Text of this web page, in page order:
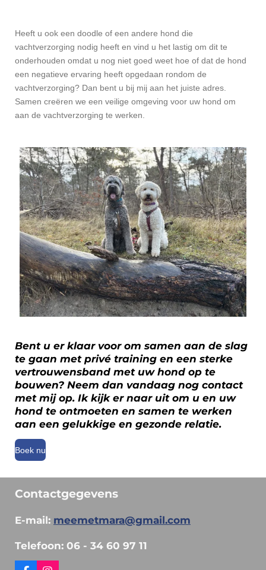
Heeft u ook een doodle of een andere hond die
vachtverzorging nodig heeft en vind u het lastig om dit te
onderhouden omdat u nog niet goed weet hoe of dat de hond
een negatieve ervaring heeft opgedaan rondom de
vachtverzorging? Dan bent u bij mij aan het juiste adres.
Samen creëren we een veilige omgeving voor uw hond om
aan de vachtverzorging te werken.
Bent u er klaar voor om samen aan de slag
te gaan met privé training en een sterke
vertrouwensband met uw hond op te
bouwen? Neem dan vandaag nog contact
met mij op. Ik kijk er naar uit om u en uw
hond te ontmoeten en samen te werken
aan een gelukkige en gezonde relatie.
Boek nu
Contactgegevens
E-mail: meemetmara@gmail.com
Telefoon: 06 - 34 60 97 11